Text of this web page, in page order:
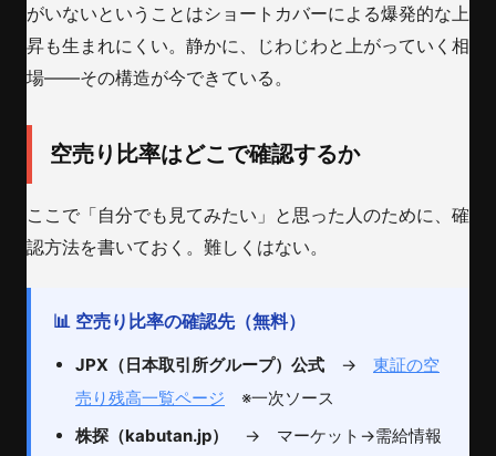
がいないということはショートカバーによる爆発的な上
昇も生まれにくい。静かに、じわじわと上がっていく相
場——その構造が今できている。
空売り比率はどこで確認するか
ここで「自分でも見てみたい」と思った人のために、確
認方法を書いておく。難しくはない。
📊 空売り比率の確認先（無料）
JPX（日本取引所グループ）公式 → 東証の空
売り残高一覧ページ ※一次ソース
株探（kabutan.jp）
→ マーケット→需給情報